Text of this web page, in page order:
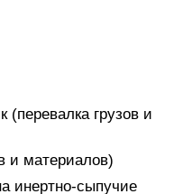
грузов и
и материалов)
инертно-сыпучие